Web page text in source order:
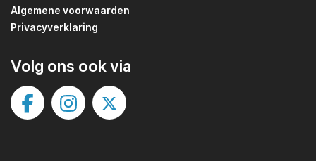
Algemene voorwaarden
Privacyverklaring
Volg ons ook via